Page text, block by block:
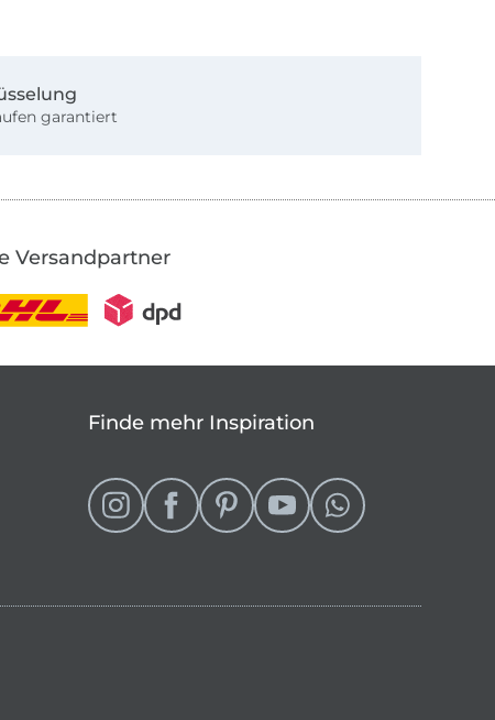
garantiert
Versandpartner
Finde mehr Inspiration